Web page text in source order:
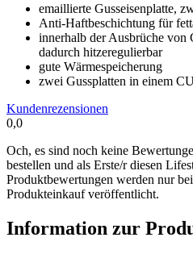
emaillierte Gusseisenplatte,
Anti-Haftbeschichtung für
innerhalb der Ausbrüche von
dadurch hitzeregulierbar
gute Wärmespeicherung
zwei Gussplatten in einem
Kundenrezensionen
0,0
Och, es sind noch keine
bestellen und als Erste/r diesen
Produktbewertungen werden nur
Produkteinkauf veröffentlicht.
Information zur